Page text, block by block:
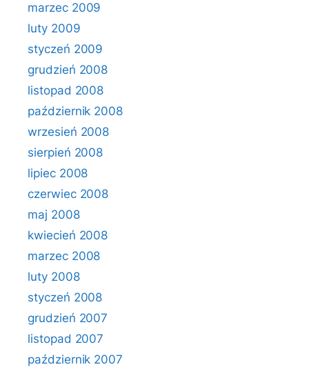
marzec 2009
luty 2009
styczeń 2009
grudzień 2008
listopad 2008
październik 2008
wrzesień 2008
sierpień 2008
lipiec 2008
czerwiec 2008
maj 2008
kwiecień 2008
marzec 2008
luty 2008
styczeń 2008
grudzień 2007
listopad 2007
październik 2007